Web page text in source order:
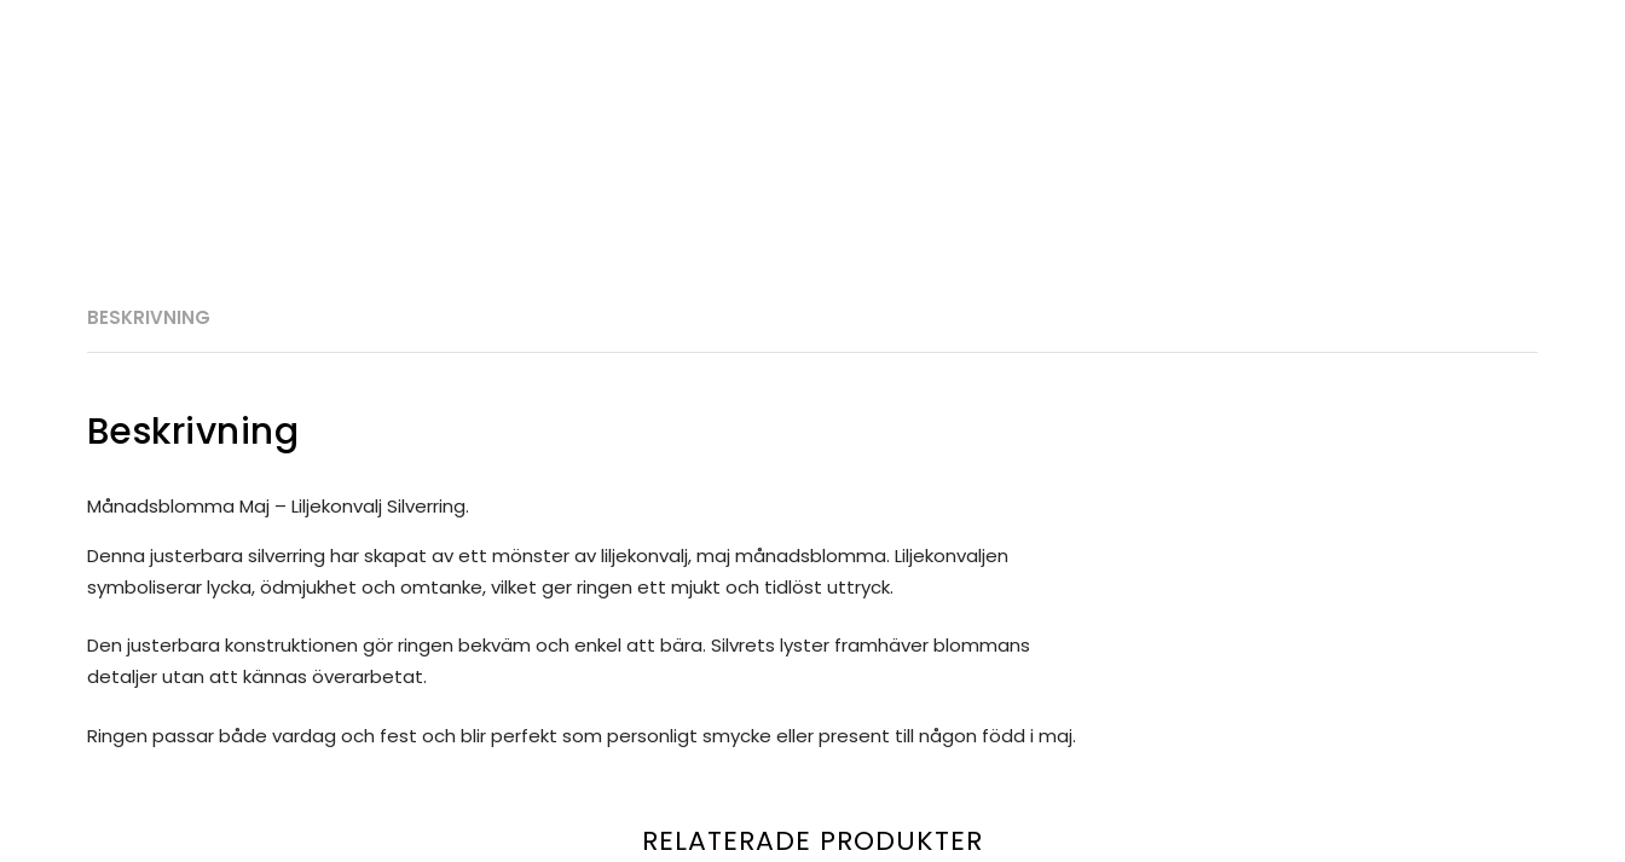
BESKRIVNING
Beskrivning
Månadsblomma Maj – Liljekonvalj Silverring.
Denna justerbara silverring har skapat av ett mönster av liljekonvalj, maj månadsblomma. Liljekonvaljen
symboliserar lycka, ödmjukhet och omtanke, vilket ger ringen ett mjukt och tidlöst uttryck.
Den justerbara konstruktionen gör ringen bekväm och enkel att bära. Silvrets lyster framhäver blommans
detaljer utan att kännas överarbetat.
Ringen passar både vardag och fest och blir perfekt som personligt smycke eller present till någon född i maj.
RELATERADE PRODUKTER